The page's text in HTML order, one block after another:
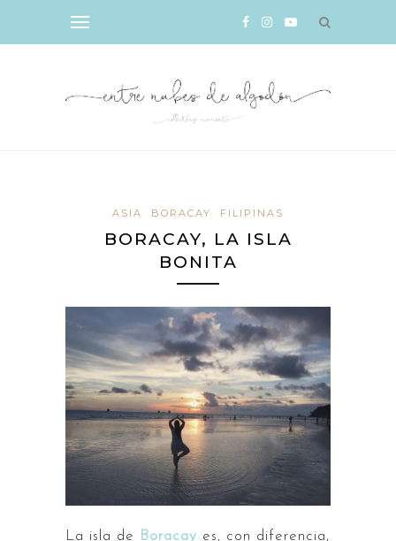
ASIA BORACAY FILIPINAS
BORACAY, LA ISLA
BONITA
La isla de Boracay es, con diferencia,